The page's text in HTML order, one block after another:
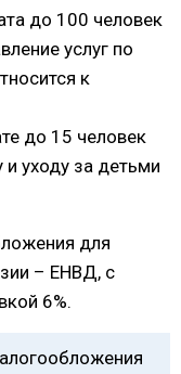
до 100 человек
услуг по
к
до 15 человек
и уходу за детьми
для
– ЕНВД, с
6%.